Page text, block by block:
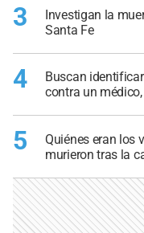
3
Investigan la
Santa Fe
4
Buscan
contra un
5
Quiénes eran los
murieron tras la